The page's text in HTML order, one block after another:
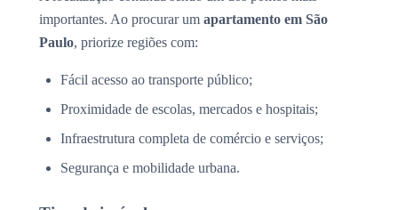
importantes. Ao procurar um apartamento em São
Paulo, priorize regiões com:
Fácil acesso ao transporte público;
Proximidade de escolas, mercados e hospitais;
Infraestrutura completa de comércio e serviços;
Segurança e mobilidade urbana.